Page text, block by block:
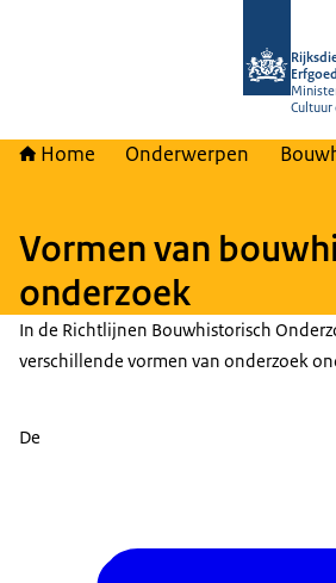
Erfgoed
Cultuur
Home Onderwerpen
Vormen van
onderzoek
In de Richtlijnen Bouwhistorisch
verschillende vormen van onderzoek
De